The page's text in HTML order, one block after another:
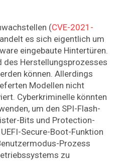
(CVE-2021-
es sich eigentlich um
eingebaute Hintertüren.
des Herstellungsprozesses
können. Allerdings
Modellen nicht
Cyberkriminelle könnten
um den SPI-Flash-
Bits und Protection-
Secure-Boot-Funktion
Prozess
zu